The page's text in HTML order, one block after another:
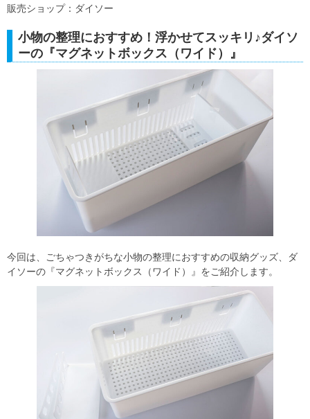
販売ショップ：ダイソー
小物の整理におすすめ！浮かせてスッキリ♪ダイソ
ーの『マグネットボックス（ワイド）』
今回は、ごちゃつきがちな小物の整理におすすめの収納グッズ、ダ
イソーの『マグネットボックス（ワイド）』をご紹介します。